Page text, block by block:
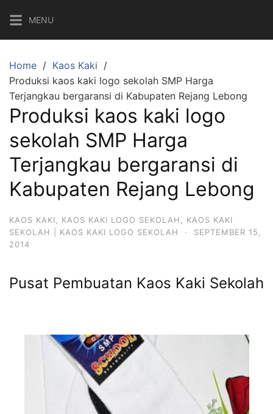
content
MENU
Home
Kaos Kaki
Produksi kaos kaki logo sekolah SMP Harga
Terjangkau bergaransi di Kabupaten Rejang Lebong
Produksi kaos kaki logo
sekolah SMP Harga
Terjangkau bergaransi di
Kabupaten Rejang Lebong
KAOS KAKI KAOS KAKI LOGO SEKOLAH
KAOS KAKI
SEKOLAH | KAOS KAKI LOGO SEKOLAH
·
SEPTEMBER 15,
2014
Pusat Pembuatan Kaos Kaki Sekolah